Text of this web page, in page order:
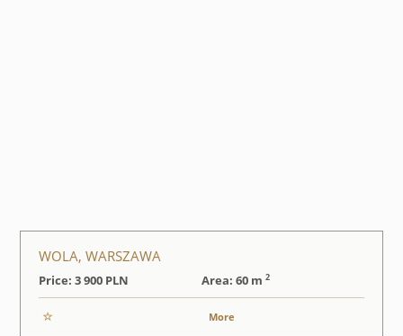
WOLA, WARSZAWA
Price: 3 900 PLN Area: 60 m 2
More